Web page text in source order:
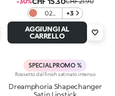
02
Lightly
Yours
+3
AGGIUNGI AL
CARRELLO
SPECIAL PROMO %
Rossetto dal finish satinato intenso
Dreamphoria Shapechanger
Satin Lipstick